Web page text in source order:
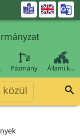

Pázmány Állami k…
közül 